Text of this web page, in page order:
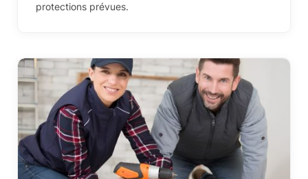
protections prévues.